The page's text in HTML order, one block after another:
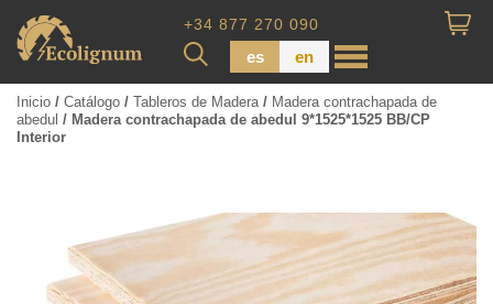
+34 877 270 090
es en
Madera impregnada
Tableros de Madera
Tablo calibrada
Inicio / Catálogo / Tableros de Madera/ Madera contrachapada de
abedul / Madera contrachapada de abedul 9*1525*1525 BB/CP
Interior